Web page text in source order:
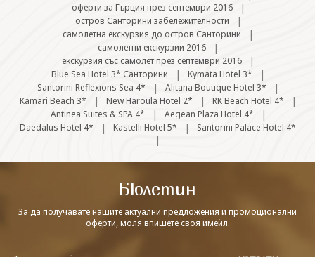
оферти за Гърция през септември 2016 |
остров Санторини забележителности |
самолетна екскурзия до остров Санторини |
самолетни екскурзии 2016 |
екскурзия със самолет през септември 2016 |
Blue Sea Hotel 3* Санторини | Kymata Hotel 3* |
Santorini Reflexions Sea 4* | Alitana Boutique Hotel 3* |
Kamari Beach 3* | New Haroula Hotel 2* | RK Beach Hotel 4* |
Antinea Suites & SPA 4* | Aegean Plaza Hotel 4* |
Daedalus Hotel 4* | Kastelli Hotel 5* | Santorini Palace Hotel 4*
|
Бюлетин
За да получавате нашите актуални предложения и промоционални
оферти, моля впишете своя имейл.